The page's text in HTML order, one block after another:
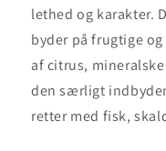
lethed og karakter.
byder på frugtige
af citrus,
den særligt
retter med fisk,